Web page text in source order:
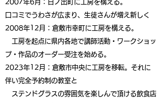
2007年6月：日ノ出町に工房を構える。
口コミでうわさが広まり、生徒さんが増え新しく
2008年12月：倉敷市幸町に工房を構える。
工房を起点に県内各地で講師活動・ワークショッ
プ・作品のオーダー受注を始める。
2023年12月：倉敷市中央に工房を移転。それに
伴い完全予約制の教室と
ステンドグラスの雰囲気を楽しんで頂ける飲食店